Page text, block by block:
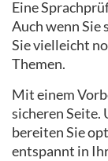
Eine
Auch wenn Sie
Sie vielleicht
Themen.
Mit einem
sicheren Seite.
bereiten Sie
entspannt in